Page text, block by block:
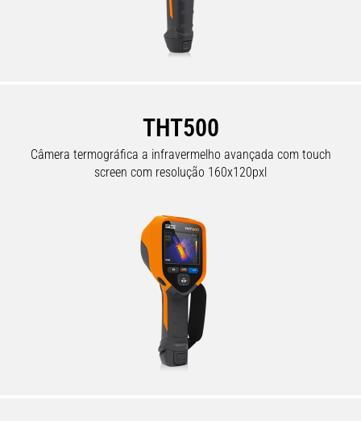
THT500
Câmera termográfica a infravermelho avançada com touch
screen com resolução 160x120pxl